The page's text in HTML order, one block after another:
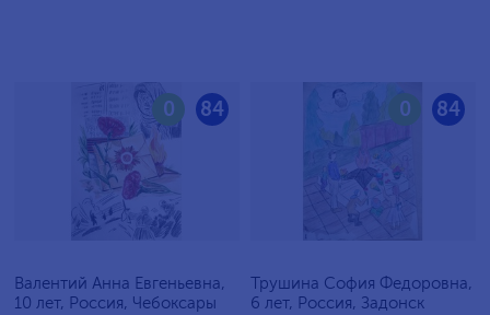
84
0
Валентий Анна Евгеньевна,
10 лет, Россия, Чебоксары
84
0
Трушина София Федоровна,
6 лет, Россия, Задонск